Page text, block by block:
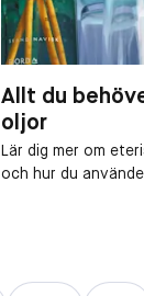
Allt du
oljor
Lär dig mer om
och hur du